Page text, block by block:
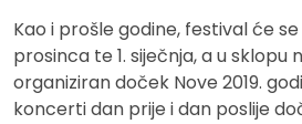
Kao i prošle godine, festival će se
prosinca te 1. siječnja, a u sklopu
organiziran doček Nove 2019.
koncerti dan prije i dan poslije